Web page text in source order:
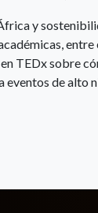
y
TEDx sobre
eventos de alto